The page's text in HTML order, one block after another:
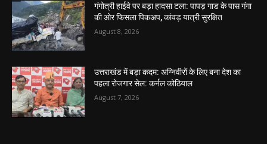
गंगोत्री हाईवे पर बड़ा हादसा टला: पापड़ गाड के पास गंगा
की ओर फिसला पिकअप, कांवड़ यात्री सुरक्षित
August 8, 2026
उत्तराखंड में बड़ा कदम: अग्निवीरों के लिए बना देश का
पहला रोजगार सेल: कर्नल कोठियाल
August 7, 2026